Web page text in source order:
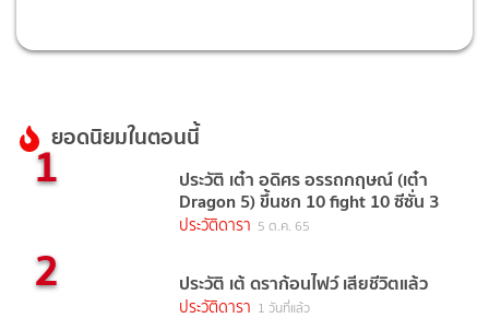
ยอดนิยมในตอนนี้
1 ประวัติ เต๋า อดิศร อรรถกฤษณ์ (เต๋า
Dragon 5) ขึ้นชก 10 fight 10 ซีซั่น 3
ประวัติดารา 5 ต.ค. 65
2 ประวัติ เต้ ดราก้อนไฟว์ เสียชีวิตแล้ว
ประวัติดารา 1 วันที่แล้ว